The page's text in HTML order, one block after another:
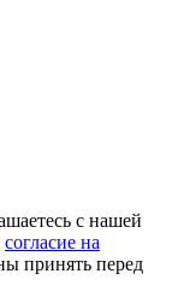
с нашей
согласие на
принять перед